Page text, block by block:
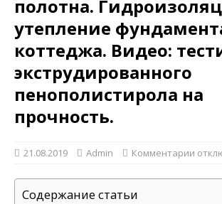
полотна.
утепление
коттеджа. Видео:
экструдированного
пенополистирола на
прочность.
21.08.2019 Admin Комментарии
Содержание статьи